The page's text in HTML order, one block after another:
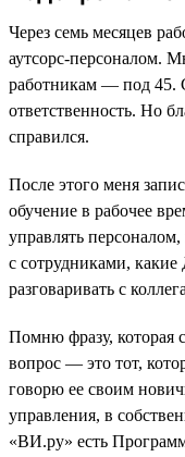
Через семь месяцев
аутсорс-персоналом.
работникам — под 45.
ответственность. Но
справился.
После этого меня
обучение в рабочее
управлять
с сотрудниками,
разговаривать с
Помню фразу, которая
вопрос — это тот,
говорю ее своим
управления, в
«ВИ.ру» есть